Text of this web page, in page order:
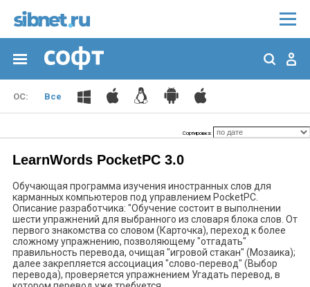
Все
Сортировка:
LearnWords PocketPC 3.0
Обучающая программа изучения иностранных слов для
карманных компьютеров под управлением PocketPC.
Описание разработчика: "Обучение состоит в выполнении
шести упражнений для выбранного из словаря блока слов. От
первого знакомства со словом (Карточка), переход к более
сложному упражнению, позволяющему "отгадать"
правильность перевода, очищая "игровой стакан" (Мозаика);
далее закрепляется ассоциация "слово-перевод" (Выбор
перевода), проверяется упражнением Угадать перевод, в